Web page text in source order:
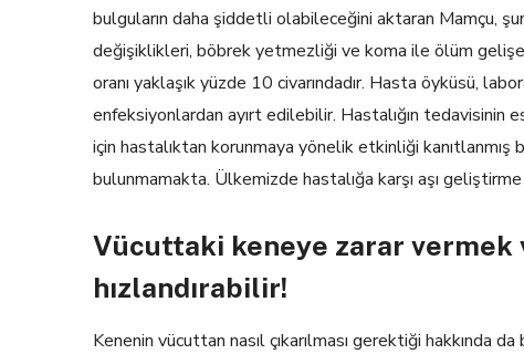
bulguların daha şiddetli olabileceğini aktaran Mamçu,
değişiklikleri, böbrek yetmezliği ve koma ile ölüm
oranı yaklaşık yüzde 10 civarındadır. Hasta öyküsü,
enfeksiyonlardan ayırt edilebilir. Hastalığın tedavisinin
için hastalıktan korunmaya yönelik etkinliği kanıtlanmış
bulunmamakta. Ülkemizde hastalığa karşı aşı
Vücuttaki keneye zarar vermek
hızlandırabilir!
Kenenin vücuttan nasıl çıkarılması gerektiği hakkında